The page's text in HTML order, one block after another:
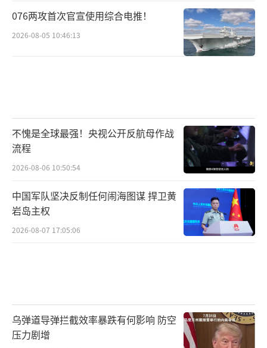
陈征表示，美国内部的政治斗争和政策分
歧从未如此残酷和撕裂。若无法有效治理，只
会持续消耗美国的制度韧性、社会凝聚力与国
发关注！（责任编辑：卢其龙 CM0882）
076两攻首次官宣使用综合电推！
2026-08-05 10:46:13
不愧是全球最强！央视公开反航母作战
流程
2026-08-06 10:50:54
中国军队坚决反制任何闹海图谋 捍卫黄
岩岛主权
2026-08-07 17:05:06
乌弹道导弹拦截效率暴跌有何影响 防空
压力剧增